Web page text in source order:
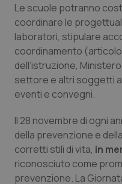
Psoriasi & pelle
Quotidiano
Quotidiano
Quotidiano
Quotidiano
Rene &
Le scuole potranno
coordinare le
laboratori, stipulare
coordinamento
dell’istruzione,
settore e altri soggetti
eventi e convegni.
Il 28 novembre di ogni
della prevenzione e
corretti stili di vita, in
riconosciuto come
prevenzione. La